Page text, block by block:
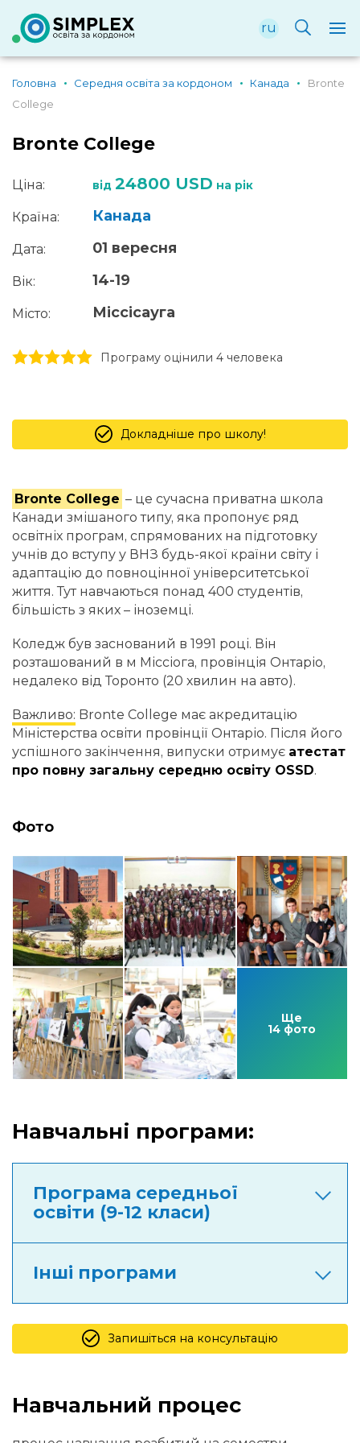
ru
Головна Середня освіта за кордоном Канада
Bronte
College
Bronte College
Ціна: від 24800 USD на рік
Країна: Канада
Дата: 01 вересня
Вік: 14-19
Місто: Міссісауга
5 stars
4 stars
3 stars
2 stars
1 stars Програму оцінили 4 человекa
Докладніше про школу!
Bronte College – це сучасна приватна школа
Канади змішаного типу, яка пропонує ряд
освітніх програм, спрямованих на підготовку
учнів до вступу у ВНЗ будь-якої країни світу і
адаптацію до повноцінної університетської
життя. Тут навчаються понад 400 студентів,
більшість з яких – іноземці.
Коледж був заснований в 1991 році. Він
розташований в м Міссіога, провінція Онтаріо,
недалеко від Торонто (20 хвилин на авто).
Важливо: Bronte College має акредитацію
Міністерства освіти провінції Онтаріо. Після його
успішного закінчення, випуски отримує атестат
про повну загальну середню освіту OSSD.
Фото
Ще
14 фото
Навчальні програми:
Програма середньої
освіти (9-12 класи)
Інші програми
Запишіться на консультацію
Навчальний процес